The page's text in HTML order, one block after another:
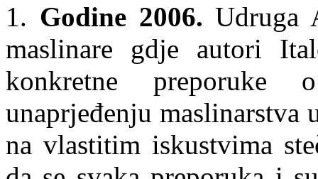
1. Godine 2006. Udruga
maslinare gdje autori
konkretne preporuke
unaprjeđenju
na vlastitim iskustvima